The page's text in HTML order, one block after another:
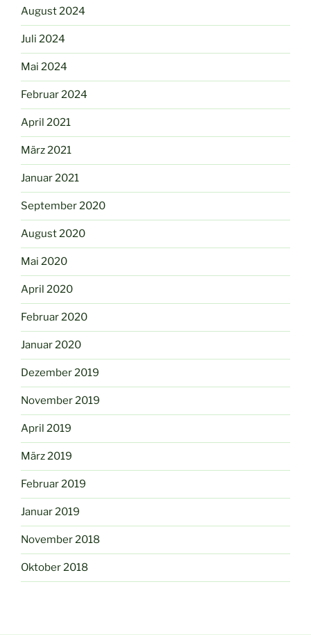
August 2024
Juli 2024
Mai 2024
Februar 2024
April 2021
März 2021
Januar 2021
September 2020
August 2020
Mai 2020
April 2020
Februar 2020
Januar 2020
Dezember 2019
November 2019
April 2019
März 2019
Februar 2019
Januar 2019
November 2018
Oktober 2018